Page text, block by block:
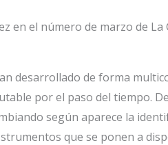
en el número de marzo de La
desarrollado de forma
por el paso del tiempo.
según aparece la
que se ponen a